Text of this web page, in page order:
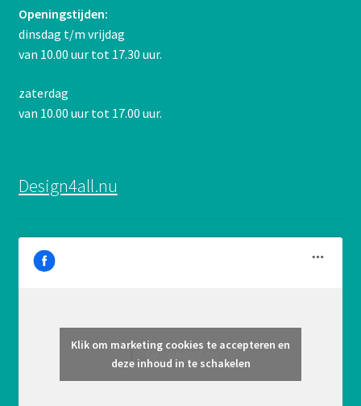
Openingstijden:
dinsdag t/m vrijdag
van 10.00 uur tot 17.30 uur.
zaterdag
van 10.00 uur tot 17.00 uur.
Design4all.nu
Design4all.nu
Klik om marketing cookies te accepteren en
deze inhoud in te schakelen